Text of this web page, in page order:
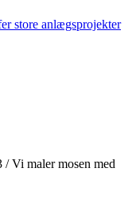
store anlægsprojekter
/ Vi maler mosen med